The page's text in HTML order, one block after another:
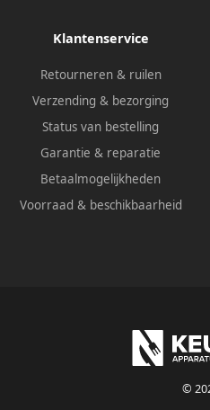
Klantenservice
Retourneren & ruilen
Verzending & bezorging
Status van bestelling
Garantie & reparatie
Betaalmogelijkheden
Voorraad & beschikbaarheid
©